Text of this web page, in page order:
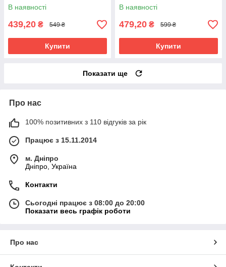
В наявності
439,20 ₴ 549 ₴
Купити
В наявності
479,20 ₴ 599 ₴
Купити
Показати ще
Про нас
100% позитивних з 110 відгуків за рік
Працює з 15.11.2014
м. Дніпро
Дніпро, Україна
Контакти
Сьогодні працює з 08:00 до 20:00
Показати весь графік роботи
Про нас